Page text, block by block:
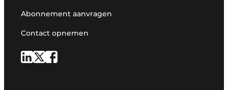
Abonnement aanvragen
Contact opnemen